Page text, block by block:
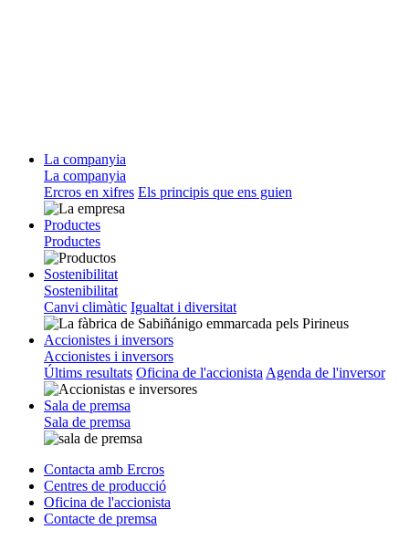
La companyia
La companyia
Ercros en xifres Els principis que ens guien
Productes
Productes
Sostenibilitat
Sostenibilitat
Canvi climàtic Igualtat i diversitat
Accionistes i inversors
Accionistes i inversors
Últims resultats Oficina de l'accionista Agenda de l'inversor
Sala de premsa
Sala de premsa
Contacta amb Ercros
Centres de producció
Oficina de l'accionista
Contacte de premsa